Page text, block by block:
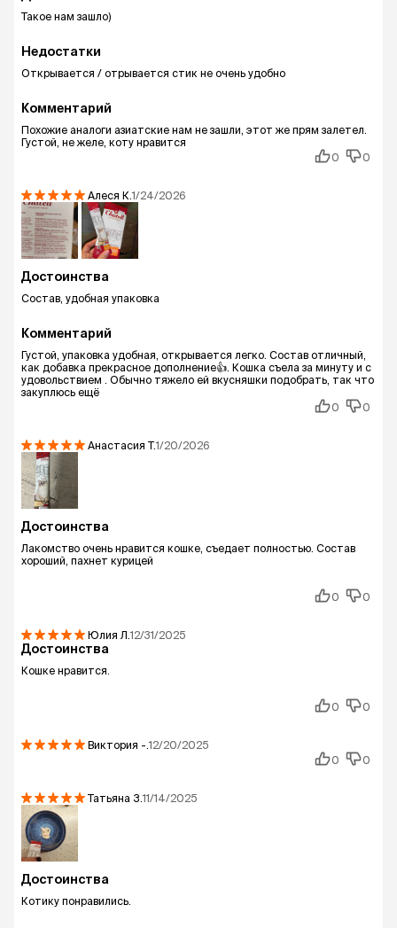
Такое нам зашло)
Недостатки
Открывается / отрывается стик не очень удобно
Комментарий
Похожие аналоги азиатские нам не зашли, этот же прям залетел.
Густой, не желе, коту нравится
0
0
Алеся К.1/24/2026
Достоинства
Состав, удобная упаковка
Комментарий
Густой, упаковка удобная, открывается легко. Состав отличный,
как добавка прекрасное дополнение👍. Кошка съела за минуту и с
удовольствием . Обычно тяжело ей вкусняшки подобрать, так что
закуплюсь ещё
0
0
Анастасия Т.1/20/2026
Достоинства
Лакомство очень нравится кошке, съедает полностью. Состав
хороший, пахнет курицей
0 0
Юлия Л.12/31/2025
Достоинства
Кошке нравится.
0 0
Виктория -.12/20/2025
0
0
Татьяна З.11/14/2025
Достоинства
Котику понравились.